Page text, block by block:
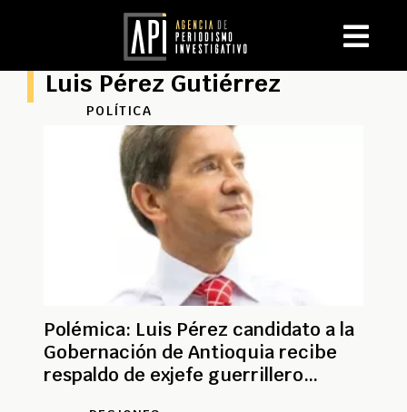
Luis Pérez Gutiérrez
POLÍTICA
Polémica: Luis Pérez candidato a la
Gobernación de Antioquia recibe
respaldo de exjefe guerrillero